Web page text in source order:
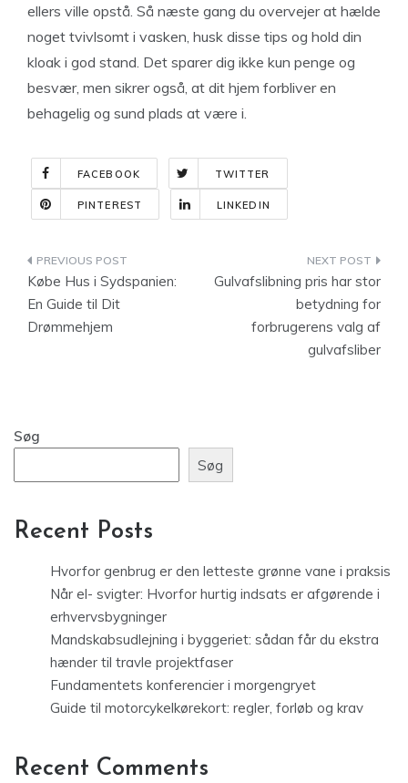
ellers ville opstå. Så næste gang du overvejer at hælde
noget tvivlsomt i vasken, husk disse tips og hold din
kloak i god stand. Det sparer dig ikke kun penge og
besvær, men sikrer også, at dit hjem forbliver en
behagelig og sund plads at være i.
FACEBOOK TWITTER
PINTEREST LINKEDIN
Indlægsnavigation
Købe Hus i Sydspanien:
En Guide til Dit
Drømmehjem
Gulvafslibning pris har stor
betydning for
forbrugerens valg af
gulvafsliber
Søg
Søg
Recent Posts
Hvorfor genbrug er den letteste grønne vane i praksis
Når el- svigter: Hvorfor hurtig indsats er afgørende i
erhvervsbygninger
Mandskabsudlejning i byggeriet: sådan får du ekstra
hænder til travle projektfaser
Fundamentets konferencier i morgengryet
Guide til motorcykelkørekort: regler, forløb og krav
Recent Comments